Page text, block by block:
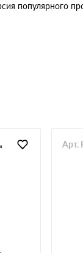
популярного
Арт.